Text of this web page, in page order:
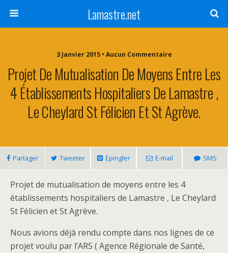
Lamastre.net
3 Janvier 2015 • Aucun Commentaire
Projet De Mutualisation De Moyens Entre Les
4 Établissements Hospitaliers De Lamastre ,
Le Cheylard St Félicien Et St Agrève.
Partager Tweeter Épingler E-mail SMS
Projet de mutualisation de moyens entre les 4
établissements hospitaliers de Lamastre , Le Cheylard
St Félicien et St Agrève.
Nous avions déjà rendu compte dans nos lignes de ce
projet voulu par l’ARS ( Agence Régionale de Santé,